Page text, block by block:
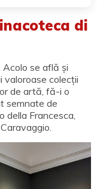
di
Acolo se află și
valoroase colecții
de artă, fă-i o
semnate de
della Francesca,